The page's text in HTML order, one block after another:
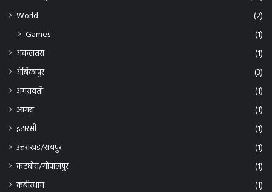
World
(2)
Games (1)
अकलतरा
(1)
अंबिकापुर
(3)
अमरावती
(1)
आगरा
(1)
इटारसी
(1)
उत्तराखंड/रायपुर
(1)
कटघोरा/गोपालपुर
(1)
कबीरधाम
(1)